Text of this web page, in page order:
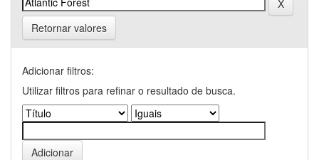
Retornar valores
Adicionar filtros:
Utilizar filtros para refinar o resultado de busca.